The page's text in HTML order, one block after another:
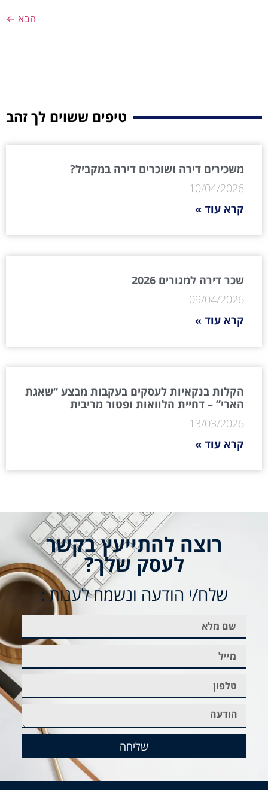
הבא ←
טיפים ששוים לך זהב
משכירים דירה ושוכרים דירה במקביל?
10/04/2026
קרא עוד »
שכר דירה למגורים 2026
09/04/2026
קרא עוד »
הקלות בנקאיות לעסקים בעקבות מבצע “שאגת
הארי” – דחיית הלוואות ופטור מריבית
13/03/2026
קרא עוד »
רוצה להתייעץ בקשר
לעסק שלך?
שלח/י הודעה ונשמח לענות :
שליחה